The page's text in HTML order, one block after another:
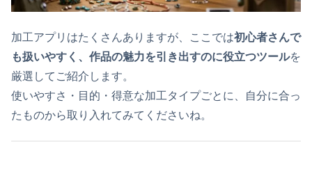
加工アプリはたくさんありますが、ここでは初心者さんで
も扱いやすく、作品の魅力を引き出すのに役立つツールを
厳選してご紹介します。
使いやすさ・目的・得意な加工タイプごとに、自分に合っ
たものから取り入れてみてくださいね。